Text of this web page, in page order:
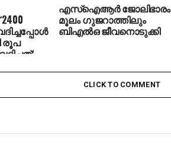
രൂപ
എസ്ഐആർ ജോലിഭാരം
മൂലം ​ഗുജറാത്തിലും
ബിഎൽഒ ജീവനൊടുക്കി
CLICK TO COMMENT